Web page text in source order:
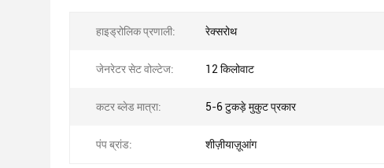
हाइड्रोलिक प्रणाली: रेक्सरोथ
जेनरेटर सेट वोल्टेज: 12 किलोवाट
कटर ब्लेड मात्रा: 5-6 टुकड़े मुकुट प्रकार
पंप ब्रांड: शीज़ीयाज़ूआंग